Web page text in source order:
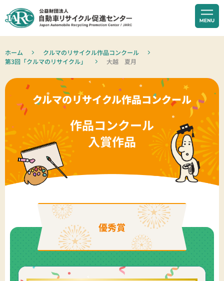
ホーム
クルマのリサイクル作品コンクール
第3回「クルマのリサイクル」
大越 夏月
クルマのリサイクル作品コンクール
作品コンクール
入賞作品
優秀賞